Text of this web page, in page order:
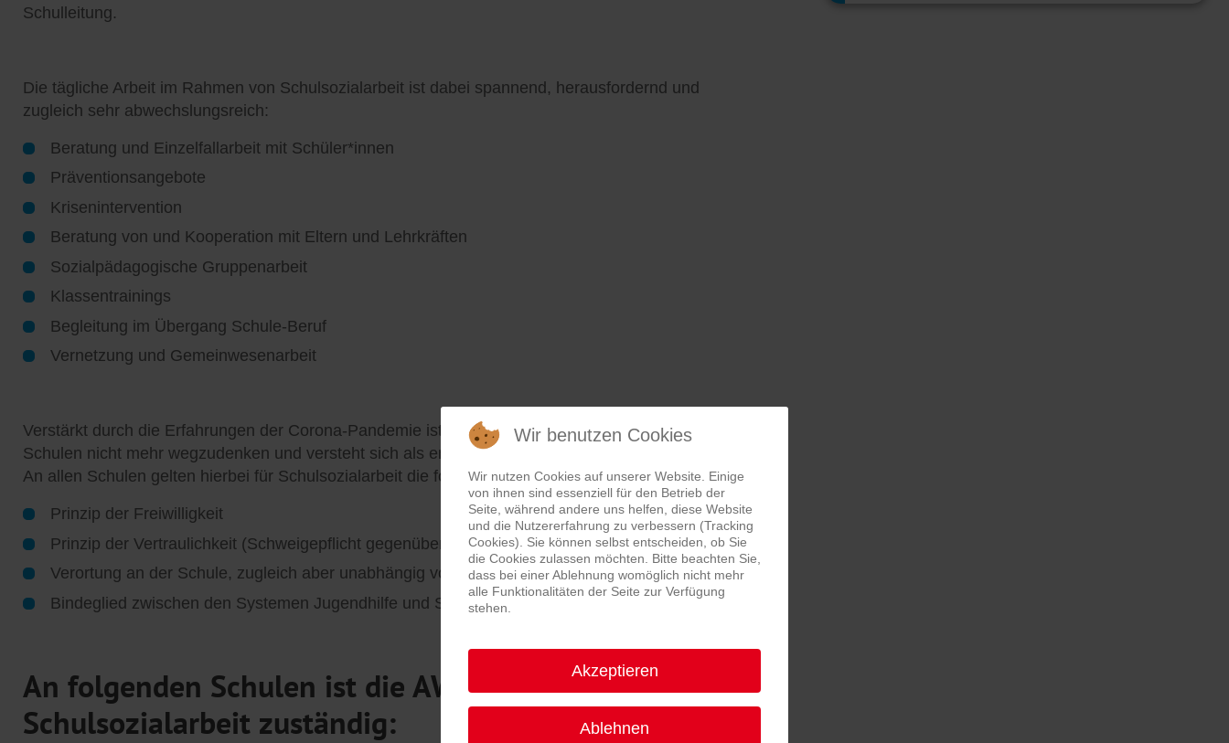
Schulleitung.
Die tägliche Arbeit im Rahmen von Schulsozialarbeit ist dabei spannend, herausfordernd und
zugleich sehr abwechslungsreich:
Beratung und Einzelfallarbeit mit Schüler*innen
Präventionsangebote
Krisenintervention
Beratung von und Kooperation mit Eltern und Lehrkräften
Sozialpädagogische Gruppenarbeit
Klassentrainings
Begleitung im Übergang Schule-Beruf
Vernetzung und Gemeinwesenarbeit
Verstärkt durch die Erfahrungen der Corona-Pandemie ist Schulsozialarbeit an den jeweiligen
Schulen nicht mehr wegzudenken und versteht sich als entsprechendes Qualitätsmerkmal.
An allen Schulen gelten hierbei für Schulsozialarbeit die folgenden Prinzipien:
Prinzip der Freiwilligkeit
Prinzip der Vertraulichkeit (Schweigepflicht gegenüber Lehrkräften)
Verortung an der Schule, zugleich aber unabhängig vom System Schule
Bindeglied zwischen den Systemen Jugendhilfe und Schule
An folgenden Schulen ist die AWO Ulm für die
Schulsozialarbeit zuständig:
Wir benutzen Cookies
Wir nutzen Cookies auf unserer Website. Einige
von ihnen sind essenziell für den Betrieb der
Seite, während andere uns helfen, diese Website
und die Nutzererfahrung zu verbessern (Tracking
Cookies). Sie können selbst entscheiden, ob Sie
die Cookies zulassen möchten. Bitte beachten Sie,
dass bei einer Ablehnung womöglich nicht mehr
alle Funktionalitäten der Seite zur Verfügung
stehen.
Akzeptieren
Ablehnen